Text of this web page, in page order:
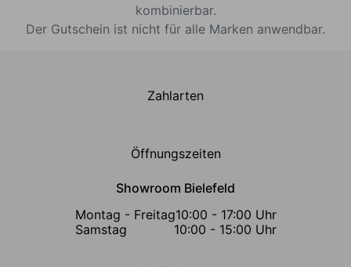
kombinierbar.
Der Gutschein ist nicht für alle Marken anwendbar.
Zahlarten
Öffnungszeiten
Showroom Bielefeld
Montag - Freitag10:00 - 17:00 Uhr
Samstag
10:00 - 15:00 Uhr